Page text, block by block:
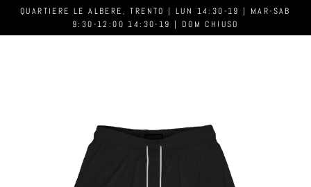
QUARTIERE LE ALBERE, TRENTO | LUN 14:30-19 | MAR-SAB
9:30-12:00 14:30-19 | DOM CHIUSO